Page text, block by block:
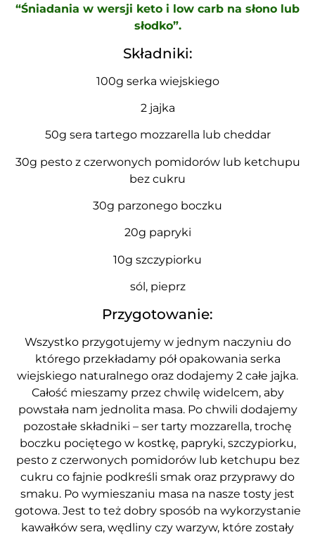
“Śniadania w wersji keto i low carb na słono lub
słodko”.
Składniki:
100g serka wiejskiego
2 jajka
50g sera tartego mozzarella lub cheddar
30g pesto z czerwonych pomidorów lub ketchupu
bez cukru
30g parzonego boczku
20g papryki
10g szczypiorku
sól, pieprz
Przygotowanie:
Wszystko przygotujemy w jednym naczyniu do
którego przekładamy pół opakowania serka
wiejskiego naturalnego oraz dodajemy 2 całe jajka.
Całość mieszamy przez chwilę widelcem, aby
powstała nam jednolita masa. Po chwili dodajemy
pozostałe składniki – ser tarty mozzarella, trochę
boczku pociętego w kostkę, papryki, szczypiorku,
pesto z czerwonych pomidorów lub ketchupu bez
cukru co fajnie podkreśli smak oraz przyprawy do
smaku. Po wymieszaniu masa na nasze tosty jest
gotowa. Jest to też dobry sposób na wykorzystanie
kawałków sera, wędliny czy warzyw, które zostały